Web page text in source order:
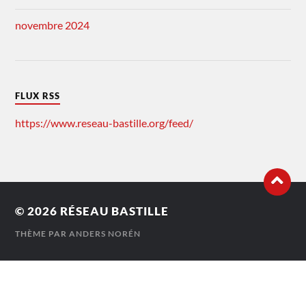
novembre 2024
FLUX RSS
https://www.reseau-bastille.org/feed/
© 2026 RÉSEAU BASTILLE
THÈME PARANDERS NORÉN